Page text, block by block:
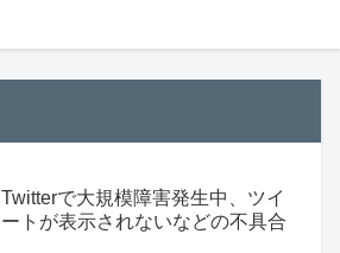
Twitterで大規模障害発生中、ツイ
ートが表示されないなどの不具合